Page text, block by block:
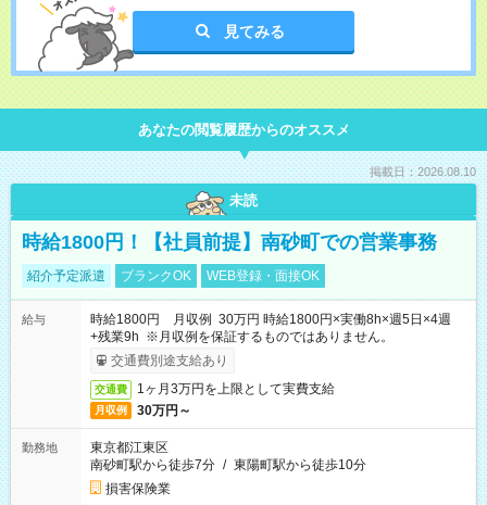
見てみる
あなたの閲覧履歴からのオススメ
掲載日：2026.08.10
未読
時給1800円！【社員前提】南砂町での営業事務
紹介予定派遣 ブランクOK WEB登録・面接OK
給与
時給1800円 月収例 30万円 時給1800円×実働8h×週5日×4週
+残業9h ※月収例を保証するものではありません。
交通費別途支給あり
交通費 1ヶ月3万円を上限として実費支給
月収例 30万円～
勤務地
東京都江東区
南砂町駅から徒歩7分 / 東陽町駅から徒歩10分
損害保険業